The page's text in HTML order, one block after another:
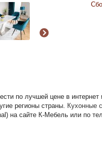
по лучшей цене в
регионы страны. Кухонные
на сайте К-Мебель или по